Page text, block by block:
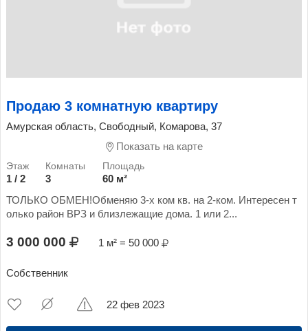
Продаю 3 комнатную квартиру
Амурская область, Свободный, Комарова, 37
Показать на карте
1 / 2 3
60 м²
ТОЛЬКО ОБМЕН!Обменяю 3-х ком кв. на 2-ком. Интересен т
олько район ВРЗ и близлежащие дома. 1 или 2...
3 000 000 1 м² = 50 000
Собственник
22 фев 2023